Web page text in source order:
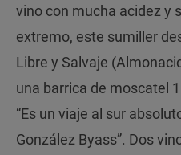
vino con mucha acidez y
extremo, este sumiller
Libre y Salvaje
una barrica de moscatel
“Es un viaje al sur
González Byass”. Dos